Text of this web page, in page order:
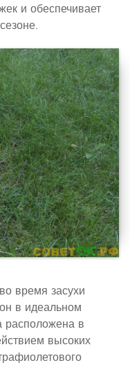
и обеспечивает
время засухи
в идеальном
расположена в
высоких